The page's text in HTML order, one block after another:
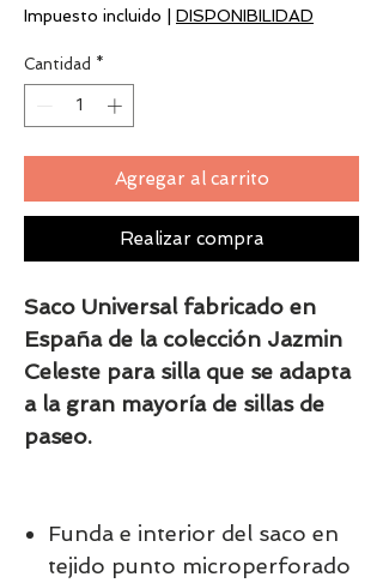
Impuesto incluido DISPONIBILIDAD
Cantidad *
Agregar al carrito
Realizar compra
Saco Universal fabricado en
España de la colección Jazmin
Celeste para silla que se adapta
a la gran mayoría de sillas de
paseo.
Funda e interior del saco en
tejido punto microperforado